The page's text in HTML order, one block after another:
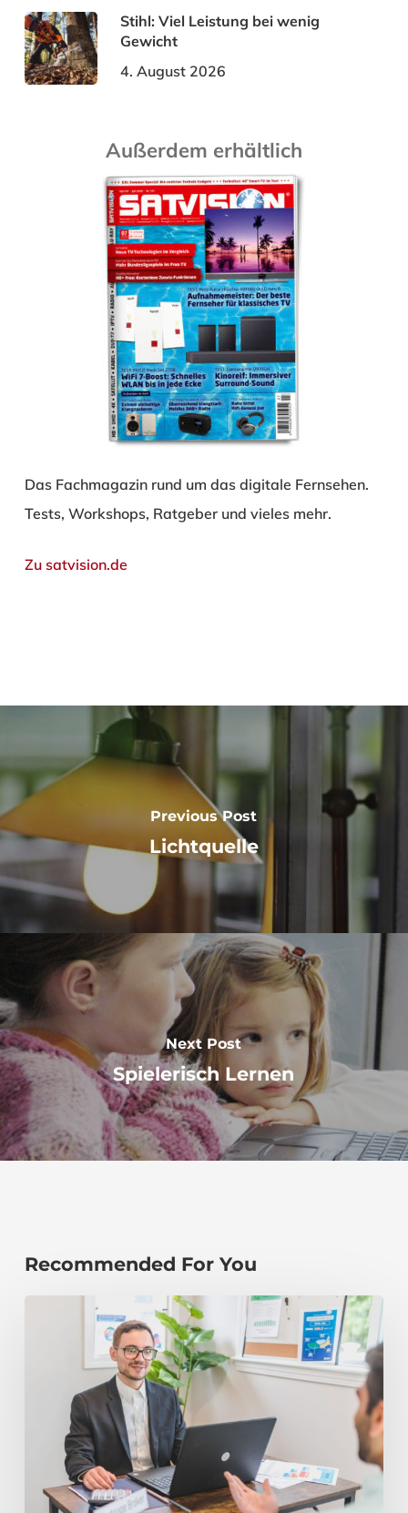
Stihl: Viel Leistung bei wenig
Gewicht
4. August 2026
Außerdem erhältlich
Das Fachmagazin rund um das digitale Fernsehen.
Tests, Workshops, Ratgeber und vieles mehr.
Zu satvision.de
Previous Post
Lichtquelle
Next Post
Spielerisch Lernen
Recommended For You